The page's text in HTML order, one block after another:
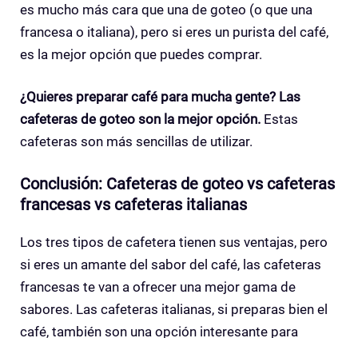
es mucho más cara que una de goteo (o que una
francesa o italiana), pero si eres un purista del café,
es la mejor opción que puedes comprar.
¿Quieres preparar café para mucha gente? Las
cafeteras de goteo son la mejor opción. Estas
cafeteras son más sencillas de utilizar.
Conclusión: Cafeteras de goteo vs cafeteras
francesas vs cafeteras italianas
Los tres tipos de cafetera tienen sus ventajas, pero
si eres un amante del sabor del café, las cafeteras
francesas te van a ofrecer una mejor gama de
sabores. Las cafeteras italianas, si preparas bien el
café, también son una opción interesante para